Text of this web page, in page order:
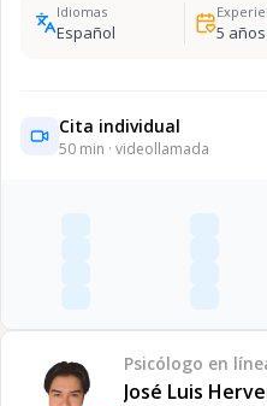
Idiomas
Español 5 años
Cita individual
50 min · videollamada
Psicólogo en
José Luis